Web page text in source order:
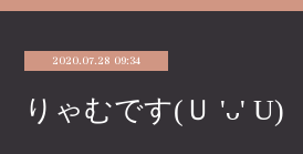
2020.07.28 09:34
りゃむです(Ｕ 'ᴗ' U)